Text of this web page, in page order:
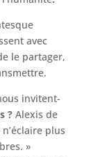
avec
le partager,
invitent-
? Alexis de
plus
»